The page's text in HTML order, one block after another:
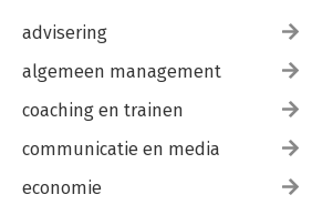
advisering
algemeen management
coaching en trainen
communicatie en media
economie